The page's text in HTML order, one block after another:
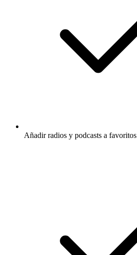
Añadir radios y podcasts a favoritos